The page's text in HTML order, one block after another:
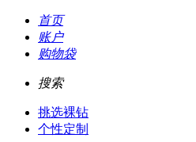
首页
账户
购物袋
搜索
挑选裸钻
个性定制